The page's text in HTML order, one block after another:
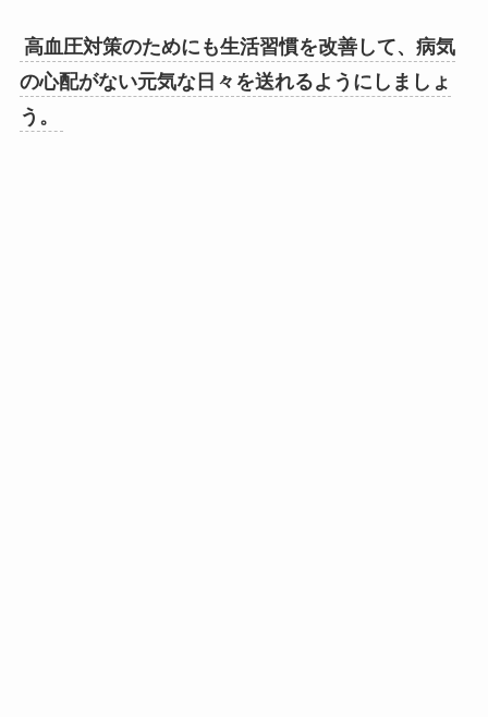
高血圧対策のためにも生活習慣を改善して、病気
の心配がない元気な日々を送れるようにしましょ
う。